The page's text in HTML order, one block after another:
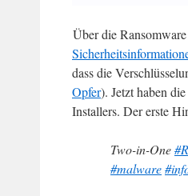
Über die
dass die
Opfer). Jetzt haben
Installers. Der erste
Two-in-One
#malware